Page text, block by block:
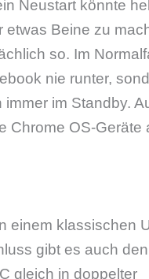
Neustart könnte
etwas Beine zu
so. Im
nie runter,
immer im Standby.
Chrome OS-Geräte
einem klassischen
gibt es auch
gleich in doppelter